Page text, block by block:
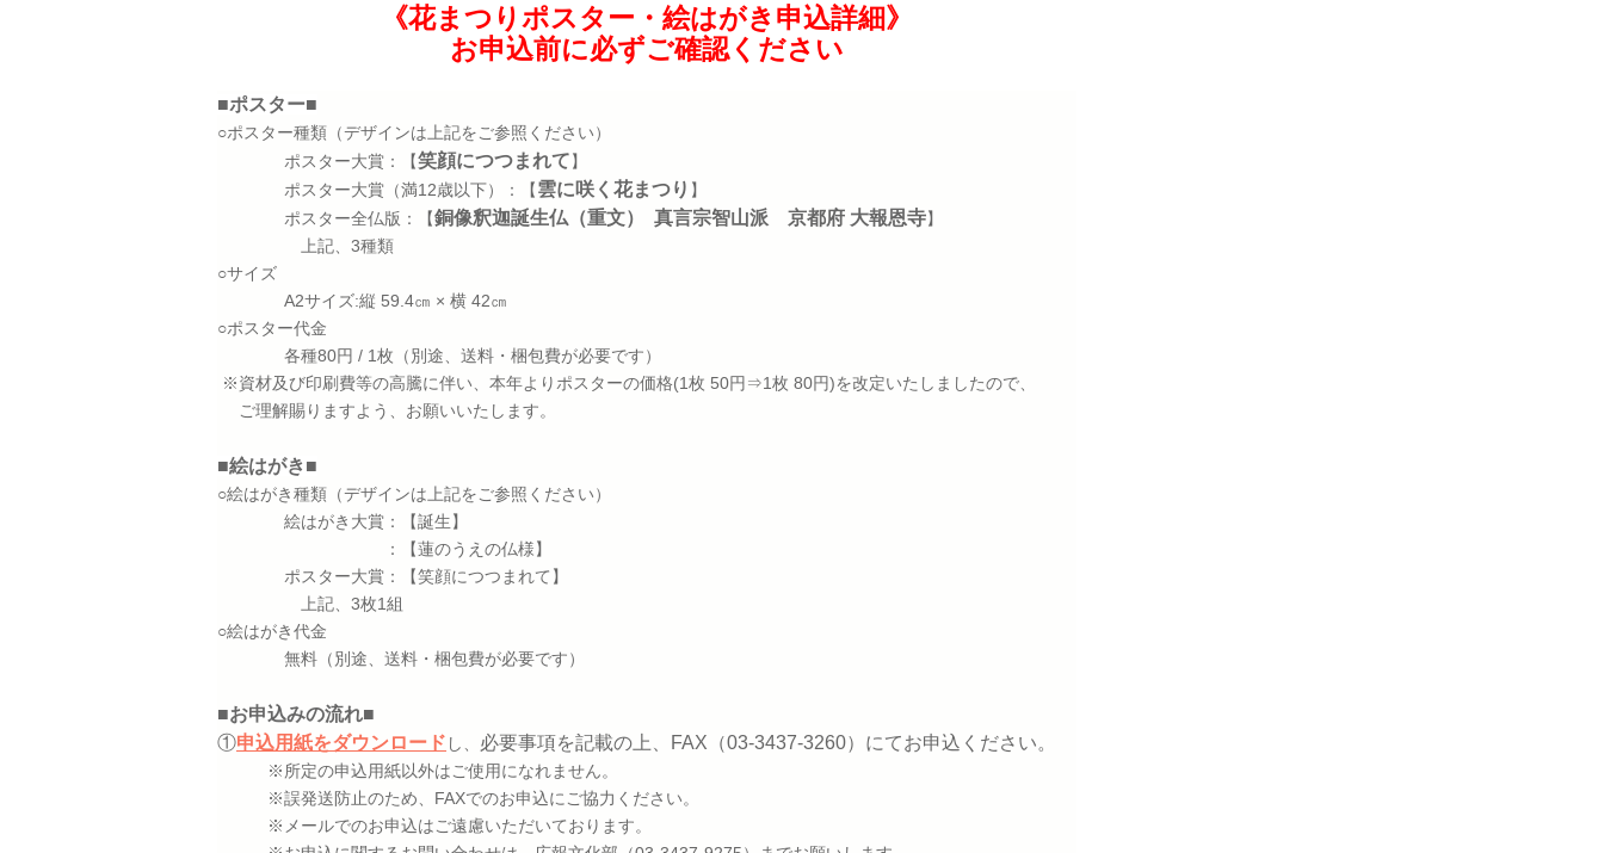
《花まつりポスター・絵はがき申込詳細》
お申込前に必ずご確認ください
■ポスター■
○ポスター種類（デザインは上記をご参照ください）
ポスター大賞：【笑顔につつまれて】
ポスター大賞（満12歳以下）：【雲に咲く花まつり 】
ポスター全仏版：【銅像釈迦誕生仏（重文） 真言宗智山派 京都府 大報恩寺】
上記、3種類
○サイズ
A2サイズ:縦 59.4㎝ × 横 42㎝
○ポスター代金
各種80円 / 1枚（別途、送料・梱包費が必要です）
※資材及び印刷費等の高騰に伴い、本年よりポスターの価格(1枚 50円⇒1枚 80円)を改定いたしましたので、
ご理解賜りますよう、お願いいたします。
■絵はがき■
○絵はがき種類（デザインは上記をご参照ください）
絵はがき大賞：【誕生】
：【蓮のうえの仏様】
ポスター大賞：【笑顔につつまれて 】
上記、3枚1組
○絵はがき代金
無料（別途、送料・梱包費が必要です）
■お申込みの流れ■
①申込用紙をダウンロード し、 必要事項を記載の上、FAX（03-3437-3260）にてお申込ください。
※所定の申込用紙以外はご使用になれません。
※誤発送防止のため、FAXでのお申込にご協力ください。
※メールでのお申込はご遠慮いただいております。